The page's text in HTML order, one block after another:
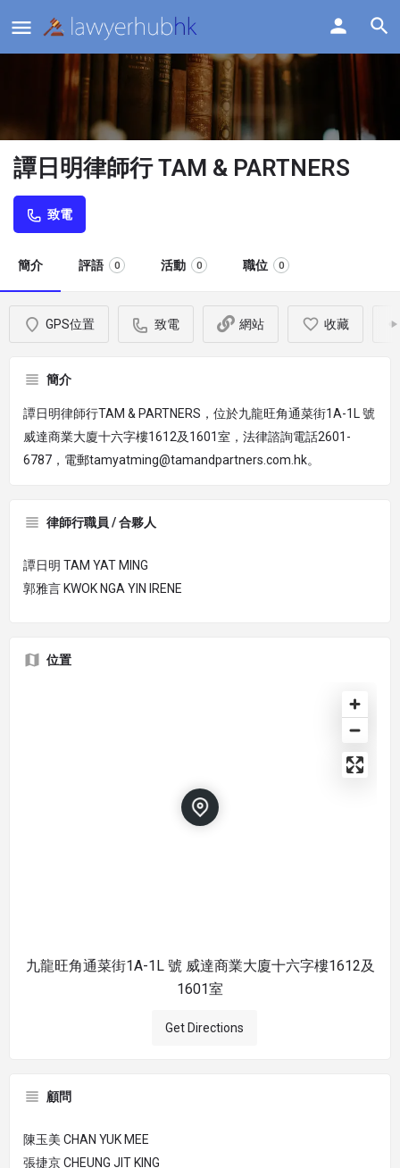
譚日明律師行 TAM & PARTNERS
致電
簡介 評語 0 活動 0 職位 0
GPS位置 致電 網站 收藏
簡介
譚日明律師行TAM & PARTNERS，位於九龍旺角通菜街1A-1L 號
威達商業大廈十六字樓1612及1601室，法律諮詢電話2601-
6787，電郵tamyatming@tamandpartners.com.hk。
律師行職員 / 合夥人
譚日明 TAM YAT MING
郭雅言 KWOK NGA YIN IRENE
位置
九龍旺角通菜街1A-1L 號 威達商業大廈十六字樓1612及
1601室
Get Directions
顧問
陳玉美 CHAN YUK MEE
張捷京 CHEUNG JIT KING